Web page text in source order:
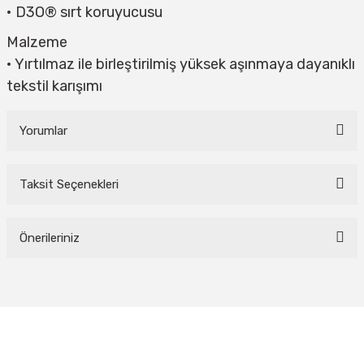
• D3O® sırt koruyucusu
Malzeme
• Yırtılmaz ile birleştirilmiş yüksek aşınmaya dayanıklı
tekstil karışımı
Yorumlar
Taksit Seçenekleri
Önerileriniz